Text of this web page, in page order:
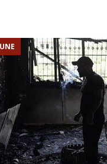
ETATS-UNIS
de la démilitarisation de